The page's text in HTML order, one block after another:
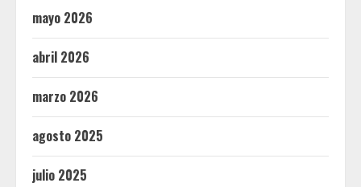
mayo 2026
abril 2026
marzo 2026
agosto 2025
julio 2025